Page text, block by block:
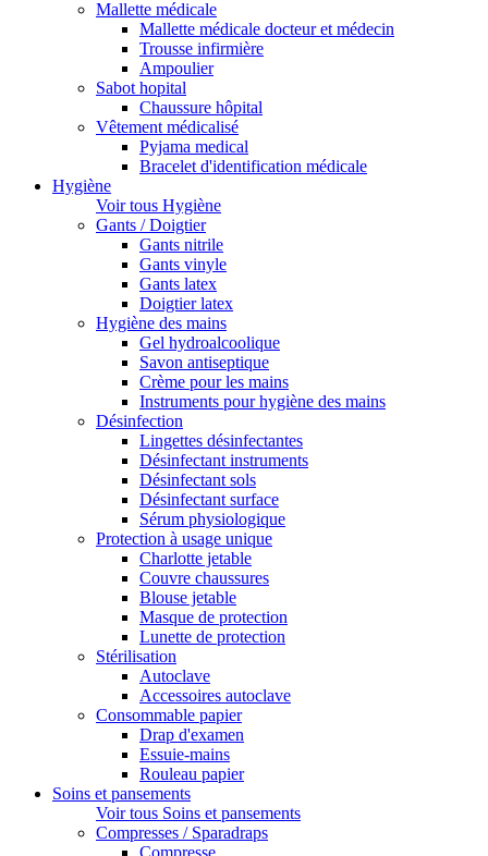
Mallette médicale
Mallette médicale docteur et médecin
Trousse infirmière
Ampoulier
Sabot hopital
Chaussure hôpital
Vêtement médicalisé
Pyjama medical
Bracelet d'identification médicale
Hygiène
Voir tous Hygiène
Gants / Doigtier
Gants nitrile
Gants vinyle
Gants latex
Doigtier latex
Hygiène des mains
Gel hydroalcoolique
Savon antiseptique
Crème pour les mains
Instruments pour hygiène des mains
Désinfection
Lingettes désinfectantes
Désinfectant instruments
Désinfectant sols
Désinfectant surface
Sérum physiologique
Protection à usage unique
Charlotte jetable
Couvre chaussures
Blouse jetable
Masque de protection
Lunette de protection
Stérilisation
Autoclave
Accessoires autoclave
Consommable papier
Drap d'examen
Essuie-mains
Rouleau papier
Soins et pansements
Voir tous Soins et pansements
Compresses / Sparadraps
Compresse